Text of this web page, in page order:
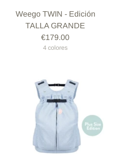
Weego TWIN - Edición
TALLA GRANDE
€179.00
4 colores